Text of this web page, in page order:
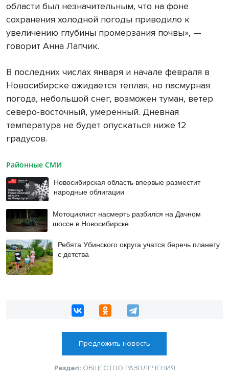
области был незначительным, что на фоне
сохранения холодной погоды приводило к
увеличению глубины промерзания почвы», —
говорит Анна Лапчик.
В последних числах января и начале февраля в
Новосибирске ожидается теплая, но пасмурная
погода, небольшой снег, возможен туман, ветер
северо-восточный, умеренный. Дневная
температура не будет опускаться ниже 12
градусов.
Районные СМИ
Новосибирская область впервые разместит
народные облигации
Мотоциклист насмерть разбился на Дачном
шоссе в Новосибирске
Ребята Убинского округа учатся беречь планету
с детства
Предложить новость
Раздел: ОБЩЕСТВО РАЗВЛЕЧЕНИЯ